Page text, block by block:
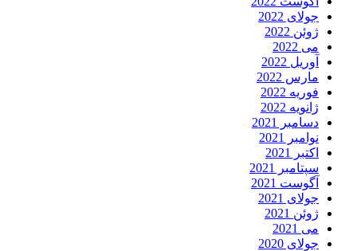
جولای 2022
ژوئن 2022
می 2022
آوریل 2022
مارس 2022
فوریه 2022
ژانویه 2022
دسامبر 2021
نوامبر 2021
اکتبر 2021
سپتامبر 2021
آگوست 2021
جولای 2021
ژوئن 2021
می 2021
جولای 2020